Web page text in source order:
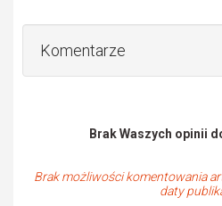
Komentarze
Brak Waszych opinii
Brak możliwości komentowania
daty